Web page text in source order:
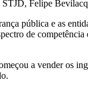
Felipe
pública e as
de
a vender os